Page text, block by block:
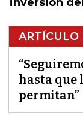
ARTÍCULO
hasta que
permitan”